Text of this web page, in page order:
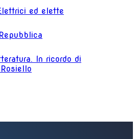
ed elette
In ricordo di